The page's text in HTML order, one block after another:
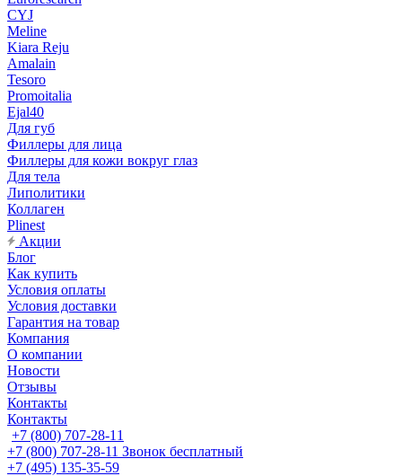
CYJ
Meline
Kiara Reju
Amalain
Tesoro
Promoitalia
Ejal40
Для губ
Филлеры для лица
Филлеры для кожи вокруг глаз
Для тела
Липолитики
Коллаген
Plinest
Акции
Блог
Как купить
Условия оплаты
Условия доставки
Гарантия на товар
Компания
О компании
Новости
Отзывы
Контакты
Контакты
+7 (800) 707-28-11
+7 (800) 707-28-11 Звонок бесплатный
+7 (495) 135-35-59